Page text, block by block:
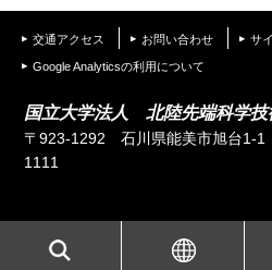
交通アクセス お問い合わせ サ
Google Analyticsの利用について
国立大学法人 北陸先端科学技
〒923-1292 石川県能美市旭台1-1
1111